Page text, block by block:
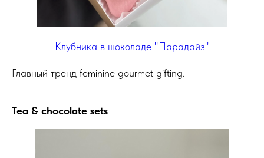
Клубника в шоколаде "Парадайз"
Главный тренд feminine gourmet gifting.
Tea & chocolate sets